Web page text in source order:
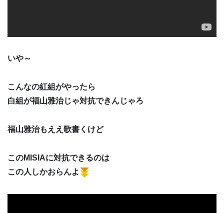
いや～
こんなの紅組がやったら
白組が福山雅治じゃ対抗できんじゃろ
福山雅治もええ歌書くけど
このMISIAに対抗できるのは
この人しかおらんよ